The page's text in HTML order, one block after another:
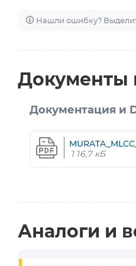
Нашли ошибку?
Документы
Документация и
116,7 кБ
Аналоги и